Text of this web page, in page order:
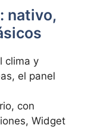
nativo,
clima y
el panel
con
Widget